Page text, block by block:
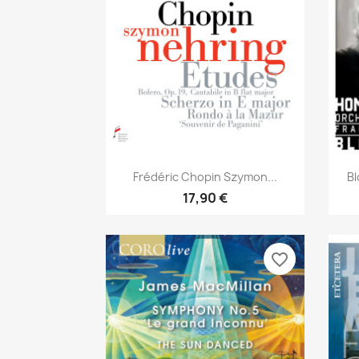
Aperçu rapide
Frédéric Chopin Szymon...
17,90 €
favorite_border